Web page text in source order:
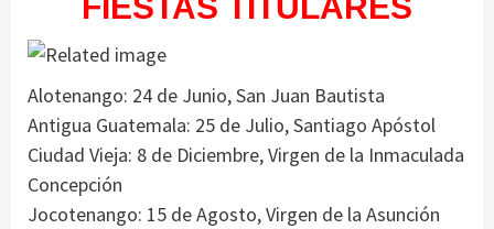
FIESTAS TITULARES
Alotenango: 24 de Junio, San Juan Bautista
Antigua Guatemala: 25 de Julio, Santiago Apóstol
Ciudad Vieja: 8 de Diciembre, Virgen de la Inmaculada
Concepción
Jocotenango: 15 de Agosto, Virgen de la Asunción